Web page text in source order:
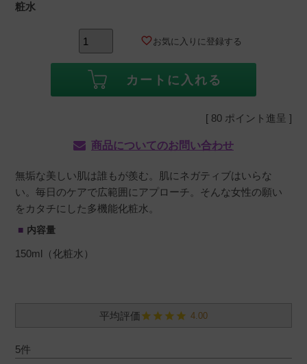
粧水
お気に入りに登録する
カートに入れる
[ 80 ポイント進呈 ]
商品についてのお問い合わせ
無垢な美しい肌は誰もが羨む。肌にネガティブはいらな
い。毎日のケアで広範囲にアプローチ。そんな女性の願い
をカタチにした多機能化粧水。
内容量
150ml（化粧水）
4.00
5